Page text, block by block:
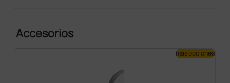
Accesorios
más opciones